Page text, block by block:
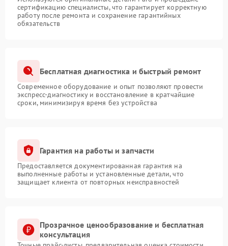
сертификацию специалисты, что гарантирует корректную
работу после ремонта и сохранение гарантийных
обязательств
Бесплатная диагностика и быстрый ремонт
Современное оборудование и опыт позволяют провести
экспресс-диагностику и восстановление в кратчайшие
сроки, минимизируя время без устройства
Гарантия на работы и запчасти
Предоставляется документированная гарантия на
выполненные работы и установленные детали, что
защищает клиента от повторных неисправностей
Прозрачное ценообразование и бесплатная
консультация